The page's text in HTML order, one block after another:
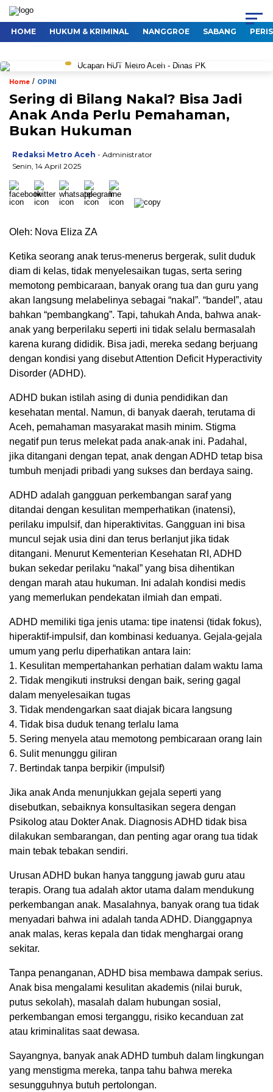
HOME HUKUM & KRIMINAL NANGGROE SABANG
Home / OPINI
Sering di Bilang Nakal? Bisa Jadi
Anak Anda Perlu Pemahaman,
Bukan Hukuman
Redaksi Metro Aceh - Administrator
Senin, 14 April 2025
Oleh: Nova Eliza ZA
Ketika seorang anak terus-menerus bergerak, sulit duduk
diam di kelas, tidak menyelesaikan tugas, serta sering
memotong pembicaraan, banyak orang tua dan guru yang
akan langsung melabelinya sebagai “nakal”. “bandel”, atau
bahkan “pembangkang”. Tapi, tahukah Anda, bahwa anak-
anak yang berperilaku seperti ini tidak selalu bermasalah
karena kurang dididik. Bisa jadi, mereka sedang berjuang
dengan kondisi yang disebut Attention Deficit Hyperactivity
Disorder (ADHD).
ADHD bukan istilah asing di dunia pendidikan dan
kesehatan mental. Namun, di banyak daerah, terutama di
Aceh, pemahaman masyarakat masih minim. Stigma
negatif pun terus melekat pada anak-anak ini. Padahal,
jika ditangani dengan tepat, anak dengan ADHD tetap bisa
tumbuh menjadi pribadi yang sukses dan berdaya saing.
ADHD adalah gangguan perkembangan saraf yang
ditandai dengan kesulitan memperhatikan (inatensi),
perilaku impulsif, dan hiperaktivitas. Gangguan ini bisa
muncul sejak usia dini dan terus berlanjut jika tidak
ditangani. Menurut Kementerian Kesehatan RI, ADHD
bukan sekedar perilaku “nakal” yang bisa dihentikan
dengan marah atau hukuman. Ini adalah kondisi medis
yang memerlukan pendekatan ilmiah dan empati.
ADHD memiliki tiga jenis utama: tipe inatensi (tidak fokus),
hiperaktif-impulsif, dan kombinasi keduanya. Gejala-gejala
umum yang perlu diperhatikan antara lain:
1. Kesulitan mempertahankan perhatian dalam waktu lama
2. Tidak mengikuti instruksi dengan baik, sering gagal
dalam menyelesaikan tugas
3. Tidak mendengarkan saat diajak bicara langsung
4. Tidak bisa duduk tenang terlalu lama
5. Sering menyela atau memotong pembicaraan orang lain
6. Sulit menunggu giliran
7. Bertindak tanpa berpikir (impulsif)
Jika anak Anda menunjukkan gejala seperti yang
disebutkan, sebaiknya konsultasikan segera dengan
Psikolog atau Dokter Anak. Diagnosis ADHD tidak bisa
dilakukan sembarangan, dan penting agar orang tua tidak
main tebak tebakan sendiri.
Urusan ADHD bukan hanya tanggung jawab guru atau
terapis. Orang tua adalah aktor utama dalam mendukung
perkembangan anak. Masalahnya, banyak orang tua tidak
menyadari bahwa ini adalah tanda ADHD. Dianggapnya
anak malas, keras kepala dan tidak menghargai orang
sekitar.
Tanpa penanganan, ADHD bisa membawa dampak serius.
Anak bisa mengalami kesulitan akademis (nilai buruk,
putus sekolah), masalah dalam hubungan sosial,
perkembangan emosi terganggu, risiko kecanduan zat
atau kriminalitas saat dewasa.
Sayangnya, banyak anak ADHD tumbuh dalam lingkungan
yang menstigma mereka, tanpa tahu bahwa mereka
sesungguhnya butuh pertolongan.